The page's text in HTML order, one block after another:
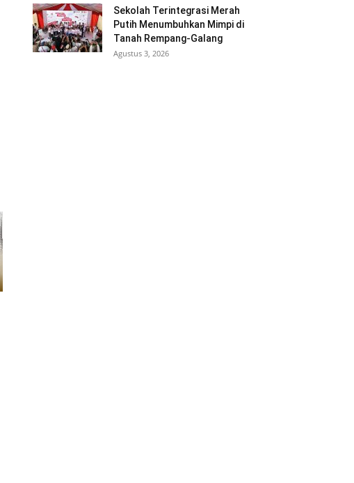
Sekolah Terintegrasi Merah
Putih Menumbuhkan Mimpi di
Tanah Rempang-Galang
Agustus 3, 2026